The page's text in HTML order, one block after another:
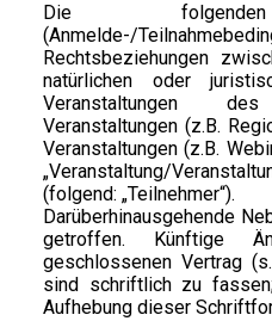
Die
(Anmelde-/
Rechtsbeziehungen
natürlichen oder
Veranstaltungen
Veranstaltungen (z.B.
Veranstaltungen (z.B.
„Veranstaltung/
(folgend: „Teilnehmer“).
Darüberhinausgehende
getroffen. Künftige
geschlossenen Vertrag
sind schriftlich zu
Aufhebung dieser